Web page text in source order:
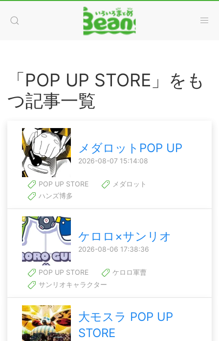
「POP UP STORE」をも
つ記事一覧
メダロットPOP UP
2026-08-07 15:14:08
POP UP STORE
メダロット
ハンズ博多
ケロロ×サンリオ
2026-08-06 17:38:36
POP UP STORE
ケロロ軍曹
サンリオキャラクター
大モスラ POP UP
STORE